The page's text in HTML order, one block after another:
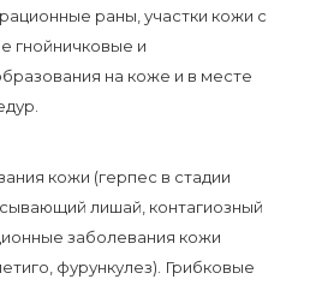
раны, участки кожи с
гнойничковые и
на коже и в месте
кожи (герпес в стадии
лишай, контагиозный
заболевания кожи
фурункулез). Грибковые